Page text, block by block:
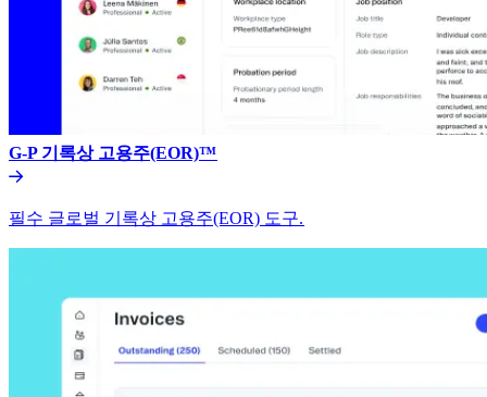
G-P 기록상 고용주(EOR)™​​
필수 글로벌 기록상 고용주(EOR) 도구.​​